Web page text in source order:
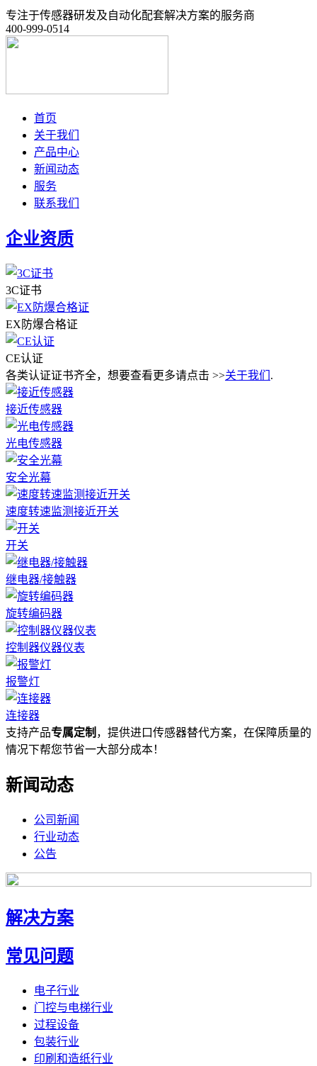
专注于传感器研发及自动化配套解决方案的服务商
400-999-0514
首页
关于我们
产品中心
新闻动态
服务
联系我们
企业资质
3C证书
EX防爆合格证
CE认证
各类认证证书齐全，想要查看更多请点击 >>关于我们 .
接近传感器
光电传感器
安全光幕
速度转速监测接近开关
开关
继电器/接触器
旋转编码器
控制器仪器仪表
报警灯
连接器
支持产品专属定制 ，提供进口传感器替代方案，在保障质量的
情况下帮您节省一大部分成本！
新闻动态
公司新闻
行业动态
公告
解决方案
常见问题
电子行业
门控与电梯行业
过程设备
包装行业
印刷和造纸行业